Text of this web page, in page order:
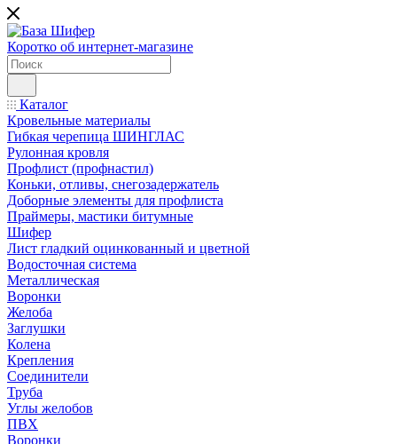
Коротко об интернет-магазине
Каталог
Кровельные материалы
Гибкая черепица ШИНГЛАС
Рулонная кровля
Профлист (профнастил)
Коньки, отливы, снегозадержатель
Доборные элементы для профлиста
Праймеры, мастики битумные
Шифер
Лист гладкий оцинкованный и цветной
Водосточная система
Металлическая
Воронки
Желоба
Заглушки
Колена
Крепления
Соединители
Труба
Углы желобов
ПВХ
Воронки